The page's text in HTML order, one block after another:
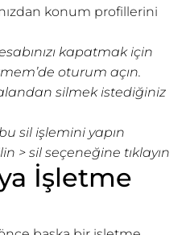
konum profillerini
kapatmak için
oturum açın.
silmek istediğiniz
sil işlemini yapın
> sil seçeneğine tıklayın
İşletme